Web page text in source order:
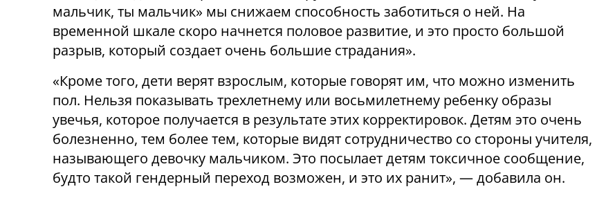
мальчик, ты мальчик» мы снижаем способность заботиться о ней. На
временной шкале скоро начнется половое развитие, и это просто большой
разрыв, который создает очень большие страдания».
«Кроме того, дети верят взрослым, которые говорят им, что можно изменить
пол. Нельзя показывать трехлетнему или восьмилетнему ребенку образы
увечья, которое получается в результате этих корректировок. Детям это очень
болезненно, тем более тем, которые видят сотрудничество со стороны учителя,
называющего девочку мальчиком. Это посылает детям токсичное сообщение,
будто такой гендерный переход возможен, и это их ранит», — добавила он.